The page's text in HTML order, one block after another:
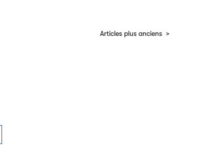
Articles plus anciens